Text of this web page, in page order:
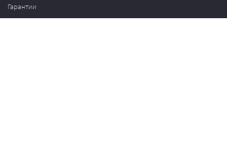
Гарантии